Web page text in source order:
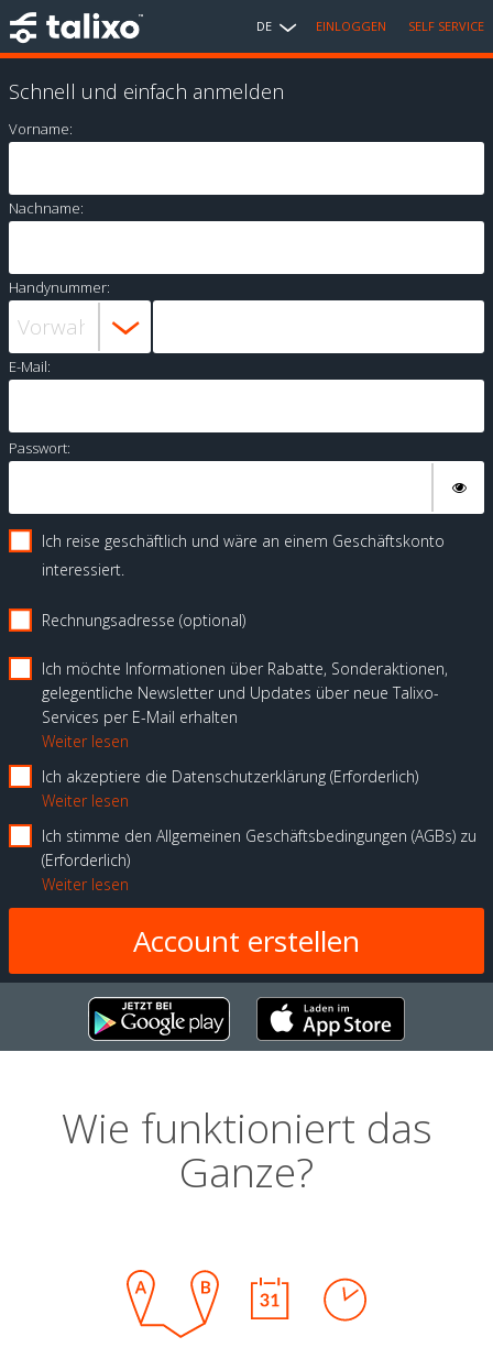
DE EINLOGGEN SELF SERVICE
Schnell und einfach anmelden
Vorname:
Nachname:
Handynummer:
E-Mail:
Passwort:
Ich reise geschäftlich und wäre an einem Geschäftskonto
interessiert.
Rechnungsadresse (optional)
Ich möchte Informationen über Rabatte, Sonderaktionen,
gelegentliche Newsletter und Updates über neue Talixo-
Services per E-Mail erhalten
Weiter lesen
Ich akzeptiere die Datenschutzerklärung Erforderlich
Weiter lesen
Ich stimme den Allgemeinen Geschäftsbedingungen (AGBs) zu
Erforderlich
Weiter lesen
Wie funktioniert das
Ganze?